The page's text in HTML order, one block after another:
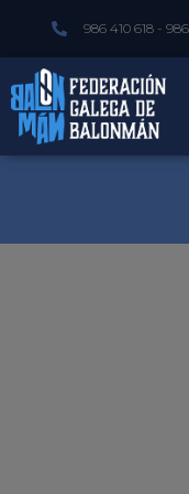
986 410 618 -